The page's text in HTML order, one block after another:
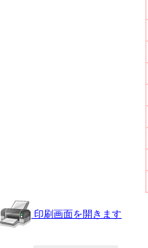
印刷画面を開きます